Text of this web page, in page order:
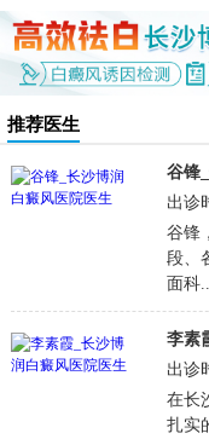
推荐医生
谷锋
出诊
谷锋
段、
面科
李素
出诊
在长
扎实